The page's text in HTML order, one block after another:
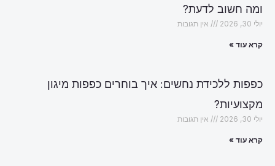
ומה חשוב לדעת?
יולי 30, 2026 אין תגובות
קרא עוד »
כפפות ללכידת נחשים: איך בוחרים כפפות מיגון
מקצועיות?
יולי 30, 2026 אין תגובות
קרא עוד »